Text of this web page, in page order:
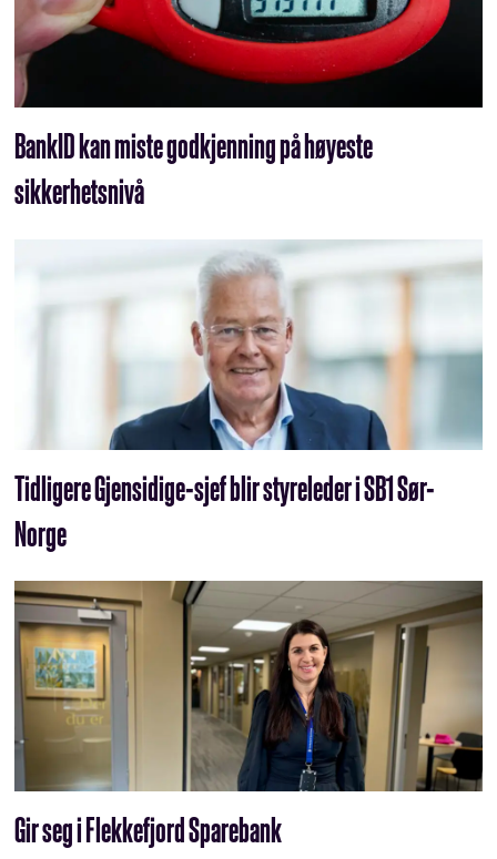
BankID kan miste godkjenning på høyeste
sikkerhetsnivå
Tidligere Gjensidige-sjef blir styreleder i SB1 Sør-
Norge
Gir seg i Flekkefjord Sparebank